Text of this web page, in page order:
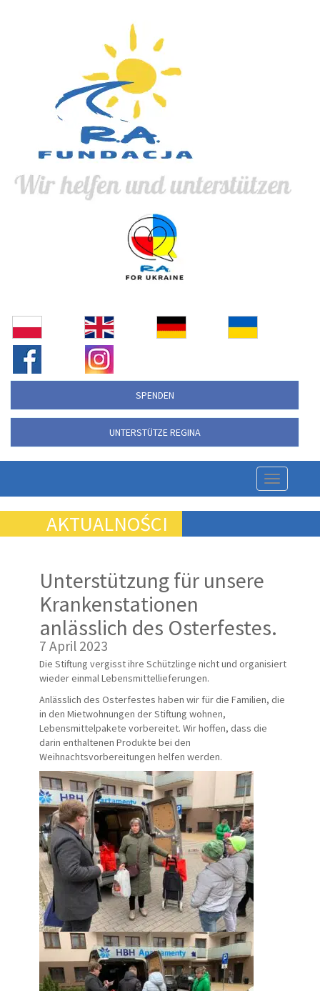
SPENDEN
UNTERSTÜTZE REGINA
strony
AKTUALNOŚCI
Unterstützung für unsere
Krankenstationen
anlässlich des Osterfestes.
7 April 2023
Die Stiftung vergisst ihre Schützlinge nicht und organisiert
wieder einmal Lebensmittellieferungen.
Anlässlich des Osterfestes haben wir für die Familien, die
in den Mietwohnungen der Stiftung wohnen,
Lebensmittelpakete vorbereitet. Wir hoffen, dass die
darin enthaltenen Produkte bei den
Weihnachtsvorbereitungen helfen werden.